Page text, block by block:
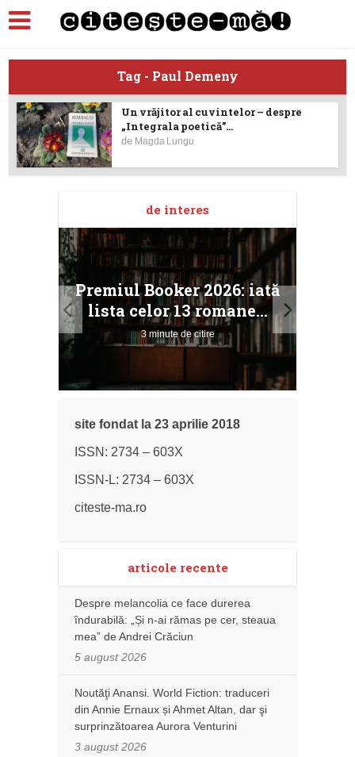
Tag - Paul Demeny
Un vrăjitor al cuvintelor – despre
„Integrala poetică”...
de Magda Lungu
de interes
Premiul Booker 2026: iată
lista celor 13 romane...
3 minute de citire
site fondat la 23 aprilie 2018
ISSN: 2734 – 603X
ISSN-L: 2734 – 603X
citeste-ma.ro
articole recente
Despre melancolia ce face durerea
îndurabilă: „Și n-ai rămas pe cer, steaua
mea” de Andrei Crăciun
5 august 2026
Noutăţi Anansi. World Fiction: traduceri
din Annie Ernaux și Ahmet Altan, dar şi
surprinzătoarea Aurora Venturini
3 august 2026